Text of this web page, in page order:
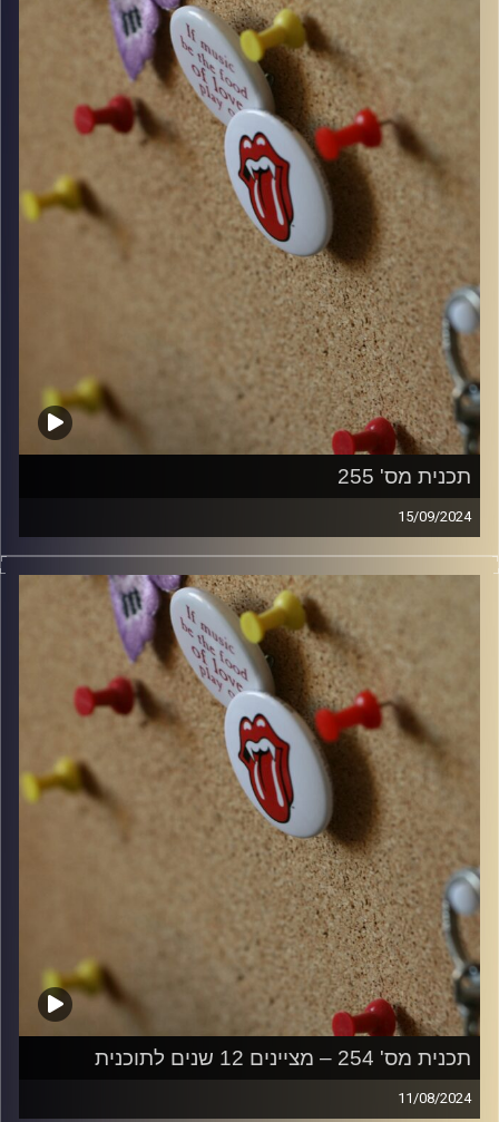
włodi
תכנית מס' 255
15/09/2024
קלאסיקות רוק עם אורן הוף
włodi
תכנית מס' 254 – מציינים 12 שנים לתוכנית
11/08/2024